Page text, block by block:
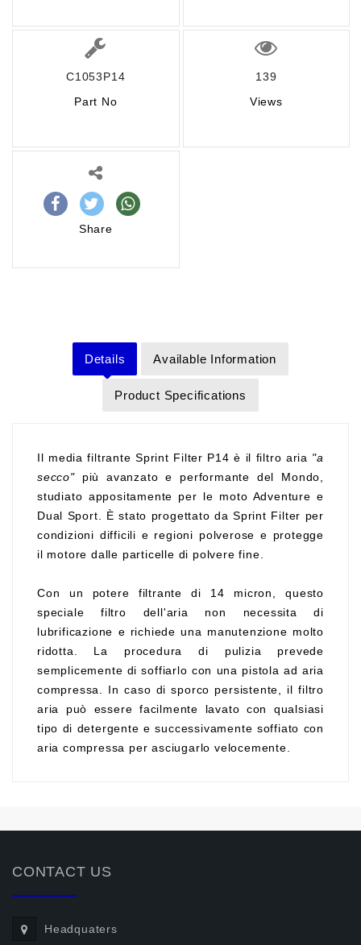
C1053P14
Part No
139
Views
Share
Details Available Information
Product Specifications
Il media filtrante Sprint Filter P14 è il filtro aria "a
secco"più avanzato e performante del Mondo,
studiato appositamente per le moto Adventure e
Dual Sport. È stato progettato da Sprint Filter per
condizioni difficili e regioni polverose e protegge
il motore dalle particelle di polvere fine.
Con un potere filtrante di 14 micron, questo
speciale filtro dell'aria non necessita di
lubrificazione e richiede una manutenzione molto
ridotta. La procedura di pulizia prevede
semplicemente di soffiarlo con una pistola ad aria
compressa. In caso di sporco persistente, il filtro
aria può essere facilmente lavato con qualsiasi
tipo di detergente e successivamente soffiato con
aria compressa per asciugarlo velocemente.
CONTACT US
Headquaters